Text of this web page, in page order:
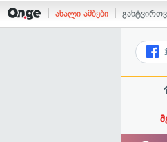
ახალი ამბები